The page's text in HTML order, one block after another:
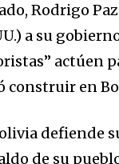
Rodrigo
a su
actúen
construir en
de su